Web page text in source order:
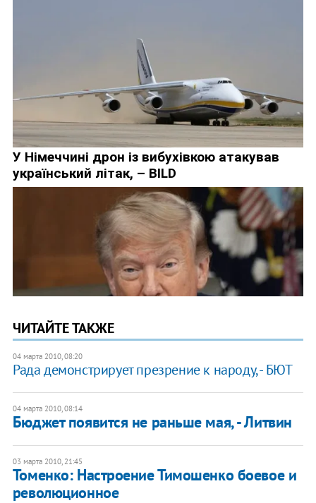
ЧИТАЙТЕ ТАКЖЕ
04 марта 2010, 08:20
Рада демонстрирует презрение к народу, - БЮТ
04 марта 2010, 08:14
Бюджет появится не раньше мая, - Литвин
03 марта 2010, 21:45
Томенко: Настроение Тимошенко боевое и
революционное